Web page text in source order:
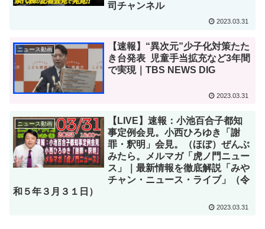
司チャンネル
2023.03.31
ニュース動画
【速報】“異次元”少子化対策たた
き台発表 児童手当拡充など3年間
で実現｜TBS NEWS DIG
2023.03.31
ニュース動画
【LIVE】速報：小池百合子都知
事定例会見。小西ひろゆき「謝
罪・釈明」会見。（ほぼ）ぜんぶ
みたら。メルマガ「虎ノ門ニュー
ス」｜最新情報を徹底解説「みや
チャン・ニュース・ライブ」（令
和５年３月３１日）
2023.03.31